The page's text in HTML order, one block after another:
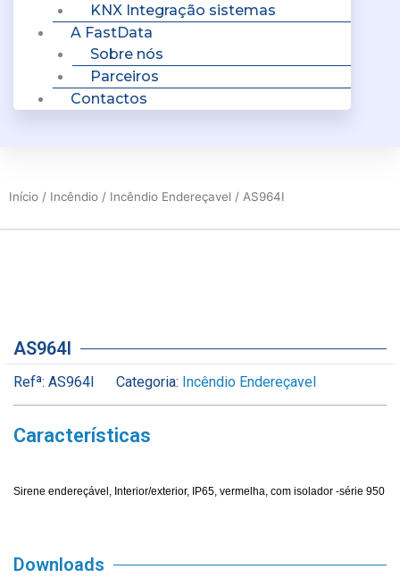
KNX Integração sistemas
A FastData
Sobre nós
Parceiros
Contactos
Início / Incêndio / Incêndio Endereçavel / AS964I
AS964I
Refª: AS964I Categoria: Incêndio Endereçavel
Características
Sirene endereçável, Interior/exterior, IP65, vermelha, com isolador -série 950
Downloads